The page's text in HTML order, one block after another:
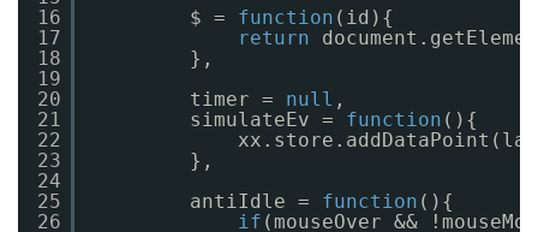
16
17
18
19
20
21
22
23
24
25
26
$ = function (id){
return
},
timer = null ,
simulateEv = function (){
},
antiIdle = function (){
if (mouseOver &&